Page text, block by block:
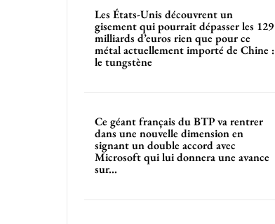
Les États-Unis découvrent un
gisement qui pourrait dépasser les 129
milliards d’euros rien que pour ce
métal actuellement importé de Chine :
le tungstène
Ce géant français du BTP va rentrer
dans une nouvelle dimension en
signant un double accord avec
Microsoft qui lui donnera une avance
sur...